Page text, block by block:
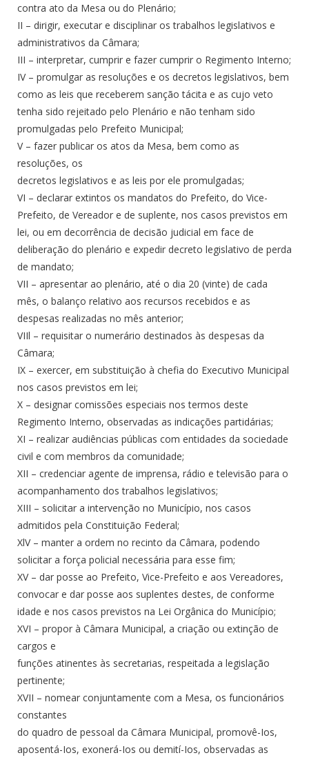
contra ato da Mesa ou do Plenário;
II – dirigir, executar e disciplinar os trabalhos legislativos e
administrativos da Câmara;
III – interpretar, cumprir e fazer cumprir o Regimento Interno;
IV – promulgar as resoluções e os decretos legislativos, bem
como as leis que receberem sanção tácita e as cujo veto
tenha sido rejeitado pelo Plenário e não tenham sido
promulgadas pelo Prefeito Municipal;
V – fazer publicar os atos da Mesa, bem como as
resoluções, os
decretos legislativos e as leis por ele promulgadas;
VI – declarar extintos os mandatos do Prefeito, do Vice-
Prefeito, de Vereador e de suplente, nos casos previstos em
lei, ou em decorrência de decisão judicial em face de
deliberação do plenário e expedir decreto legislativo de perda
de mandato;
VII – apresentar ao plenário, até o dia 20 (vinte) de cada
mês, o balanço relativo aos recursos recebidos e as
despesas realizadas no mês anterior;
VIIl – requisitar o numerário destinados às despesas da
Câmara;
IX – exercer, em substituição à chefia do Executivo Municipal
nos casos previstos em lei;
X – designar comissões especiais nos termos deste
Regimento Interno, observadas as indicações partidárias;
XI – realizar audiências públicas com entidades da sociedade
civil e com membros da comunidade;
XII – credenciar agente de imprensa, rádio e televisão para o
acompanhamento dos trabalhos legislativos;
XIII – solicitar a intervenção no Município, nos casos
admitidos pela Constituição Federal;
XlV – manter a ordem no recinto da Câmara, podendo
solicitar a força policial necessária para esse fim;
XV – dar posse ao Prefeito, Vice-Prefeito e aos Vereadores,
convocar e dar posse aos suplentes destes, de conforme
idade e nos casos previstos na Lei Orgânica do Município;
XVI – propor à Câmara Municipal, a criação ou extinção de
cargos e
funções atinentes às secretarias, respeitada a legislação
pertinente;
XVII – nomear conjuntamente com a Mesa, os funcionários
constantes
do quadro de pessoal da Câmara Municipal, promovê-Ios,
aposentá-Ios, exonerá-Ios ou demití-Ios, observadas as